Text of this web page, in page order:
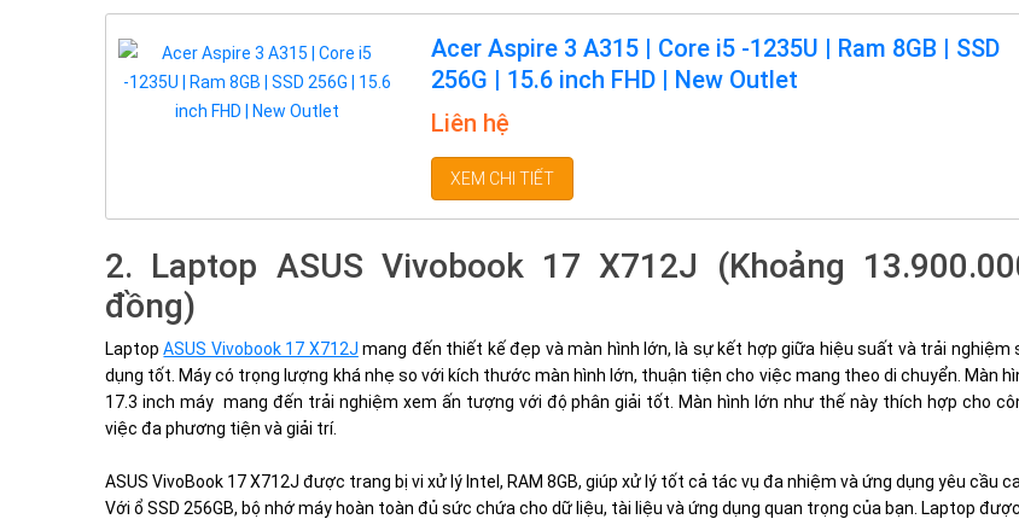
Acer Aspire 3 A315 | Core i5 -1235U | Ram 8GB | SSD
256G | 15.6 inch FHD | New Outlet
Liên hệ
XEM CHI TIẾT
2. Laptop ASUS Vivobook 17 X712J (Khoảng
đồng)
LaptopASUS Vivobook 17 X712J mang đến thiết kế đẹp và màn hình lớn, là sự kết hợp giữa hiệu suất và trải nghiệm
dụng tốt. Máy có trọng lượng khá nhẹ so với kích thước màn hình lớn, thuận tiện cho việc mang theo di chuyển. Màn
17.3 inch máy mang đến trải nghiệm xem ấn tượng với độ phân giải tốt. Màn hình lớn như thế này thích hợp cho
việc đa phương tiện và giải trí.
ASUS VivoBook 17 X712J được trang bị vi xử lý Intel, RAM 8GB, giúp xử lý tốt cả tác vụ đa nhiệm và ứng dụng yêu cầu
Với ổ SSD 256GB, bộ nhớ máy hoàn toàn đủ sức chứa cho dữ liệu, tài liệu và ứng dụng quan trọng của bạn. Laptop được